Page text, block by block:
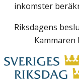
inkomster
Riksdagens